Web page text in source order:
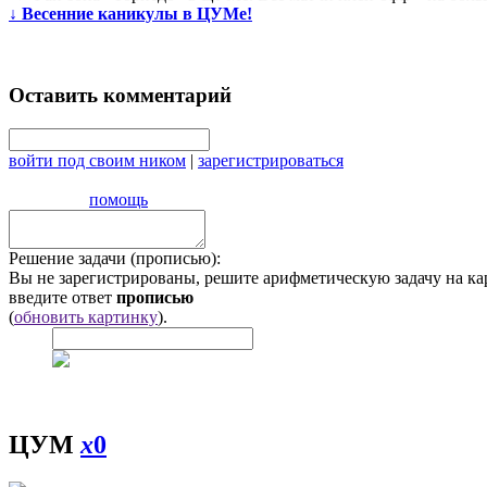
↓ Весенние каникулы в ЦУМе!
Оставить комментарий
войти под своим ником | зарегистрироваться
помощь
Решение задачи (прописью):
Вы не зарегистрированы, решите арифметическую задачу на
введите ответ прописью
(обновить картинку).
ЦУМx0